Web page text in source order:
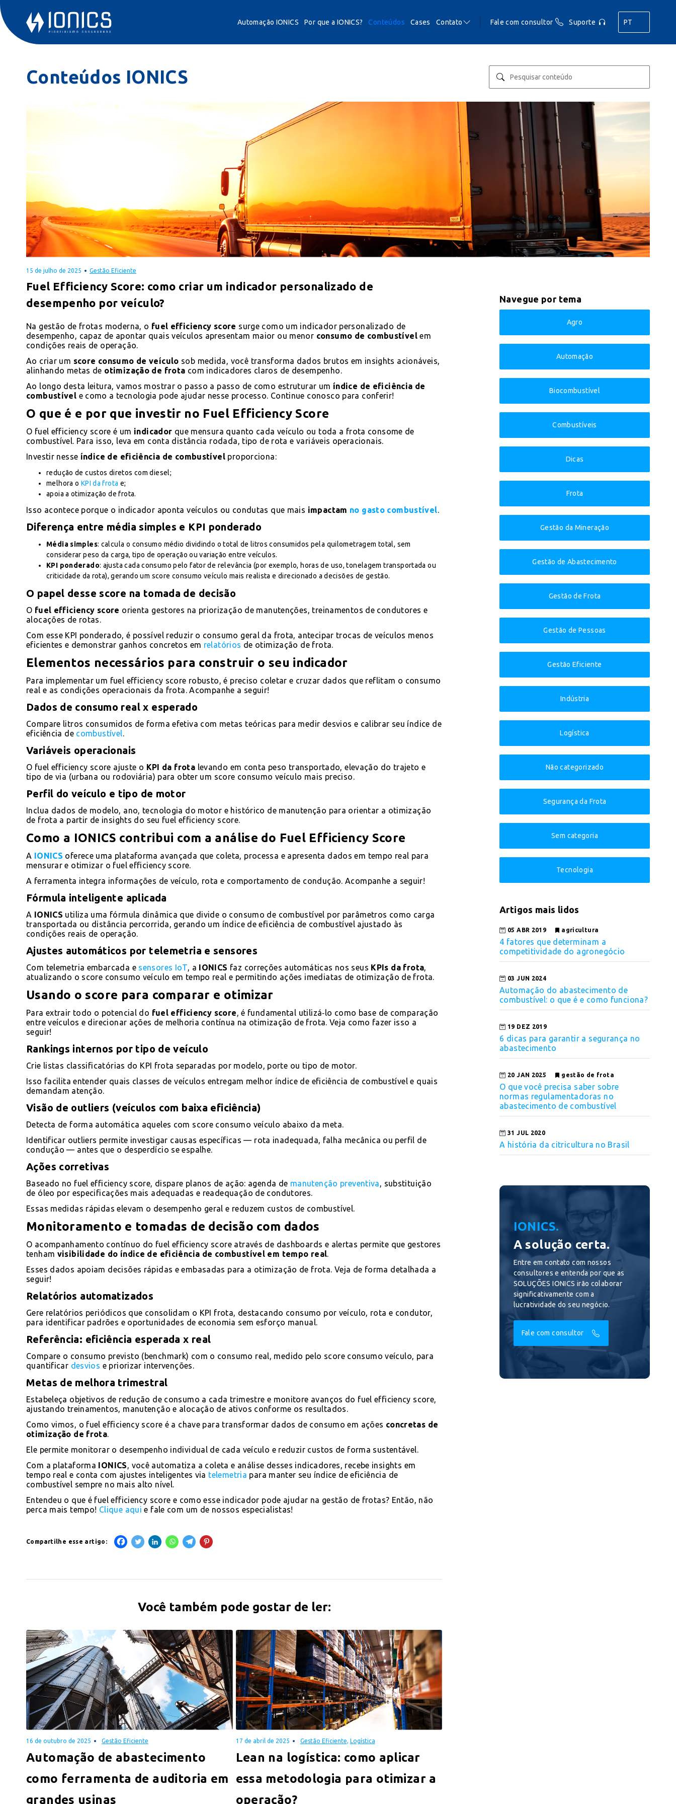
Automação IONICS Por que a IONICS? Conteúdos Cases Contato Fale com consultor Suporte PT
Conteúdos IONICS
15 de julho de 2025 Gestão Eficiente
Fuel Efficiency Score: como criar um indicador personalizado de
desempenho por veículo?
Na gestão de frotas moderna, o fuel efficiency score surge como um indicador personalizado de
desempenho, capaz de apontar quais veículos apresentam maior ou menor consumo de combustívelem
condições reais de operação.
Ao criar um score consumo de veículo sob medida, você transforma dados brutos em insights acionáveis,
alinhando metas de otimização de frota com indicadores claros de desempenho.
Ao longo desta leitura, vamos mostrar o passo a passo de como estruturar um índice de eficiência de
combustível e como a tecnologia pode ajudar nesse processo. Continue conosco para conferir!
O que é e por que investir no Fuel Efficiency Score
O fuel efficiency score é um indicador que mensura quanto cada veículo ou toda a frota consome de
combustível. Para isso, leva em conta distância rodada, tipo de rota e variáveis operacionais.
Investir nesse índice de eficiência de combustível proporciona:
redução de custos diretos com diesel;
melhora o KPI da frota e;
apoia a otimização de frota.
Isso acontece porque o indicador aponta veículos ou condutas que mais impactam no gasto combustível.
Diferença entre média simples e KPI ponderado
Média simples: calcula o consumo médio dividindo o total de litros consumidos pela quilometragem total, sem
considerar peso da carga, tipo de operação ou variação entre veículos.
KPI ponderado: ajusta cada consumo pelo fator de relevância (por exemplo, horas de uso, tonelagem transportada ou
criticidade da rota), gerando um score consumo veículo mais realista e direcionado a decisões de gestão.
O papel desse score na tomada de decisão
O fuel efficiency score orienta gestores na priorização de manutenções, treinamentos de condutores e
alocações de rotas.
Com esse KPI ponderado, é possível reduzir o consumo geral da frota, antecipar trocas de veículos menos
eficientes e demonstrar ganhos concretos em relatórios de otimização de frota.
Elementos necessários para construir o seu indicador
Para implementar um fuel efficiency score robusto, é preciso coletar e cruzar dados que reflitam o consumo
real e as condições operacionais da frota. Acompanhe a seguir!
Dados de consumo real x esperado
Compare litros consumidos de forma efetiva com metas teóricas para medir desvios e calibrar seu índice de
eficiência de combustível.
Variáveis operacionais
O fuel efficiency score ajuste o KPI da frota levando em conta peso transportado, elevação do trajeto e
tipo de via (urbana ou rodoviária) para obter um score consumo veículo mais preciso.
Perfil do veículo e tipo de motor
Inclua dados de modelo, ano, tecnologia do motor e histórico de manutenção para orientar a otimização
de frota a partir de insights do seu fuel efficiency score.
Como a IONICS contribui com a análise do Fuel Efficiency Score
A IONICS oferece uma plataforma avançada que coleta, processa e apresenta dados em tempo real para
mensurar e otimizar o fuel efficiency score.
A ferramenta integra informações de veículo, rota e comportamento de condução. Acompanhe a seguir!
Fórmula inteligente aplicada
A IONICS utiliza uma fórmula dinâmica que divide o consumo de combustível por parâmetros como carga
transportada ou distância percorrida, gerando um índice de eficiência de combustível ajustado às
condições reais de operação.
Ajustes automáticos por telemetria e sensores
Com telemetria embarcada e sensores IoT, a IONICS faz correções automáticas nos seus KPIs da frota,
atualizando o score consumo veículo em tempo real e permitindo ações imediatas de otimização de frota.
Usando o score para comparar e otimizar
Para extrair todo o potencial do fuel efficiency score, é fundamental utilizá‑lo como base de comparação
entre veículos e direcionar ações de melhoria contínua na otimização de frota. Veja como fazer isso a
seguir!
Rankings internos por tipo de veículo
Crie listas classificatórias do KPI frota separadas por modelo, porte ou tipo de motor.
Isso facilita entender quais classes de veículos entregam melhor índice de eficiência de combustível e quais
demandam atenção.
Visão de outliers (veículos com baixa eficiência)
Detecta de forma automática aqueles com score consumo veículo abaixo da meta.
Identificar outliers permite investigar causas específicas — rota inadequada, falha mecânica ou perfil de
condução — antes que o desperdício se espalhe.
Ações corretivas
Baseado no fuel efficiency score, dispare planos de ação: agenda de manutenção preventiva, substituição
de óleo por especificações mais adequadas e readequação de condutores.
Essas medidas rápidas elevam o desempenho geral e reduzem custos de combustível.
Monitoramento e tomadas de decisão com dados
O acompanhamento contínuo do fuel efficiency score através de dashboards e alertas permite que gestores
tenham visibilidade do índice de eficiência de combustível em tempo real.
Esses dados apoiam decisões rápidas e embasadas para a otimização de frota. Veja de forma detalhada a
seguir!
Relatórios automatizados
Gere relatórios periódicos que consolidam o KPI frota, destacando consumo por veículo, rota e condutor,
para identificar padrões e oportunidades de economia sem esforço manual.
Referência: eficiência esperada x real
Compare o consumo previsto (benchmark) com o consumo real, medido pelo score consumo veículo, para
quantificar desvios e priorizar intervenções.
Metas de melhora trimestral
Estabeleça objetivos de redução de consumo a cada trimestre e monitore avanços do fuel efficiency score,
ajustando treinamentos, manutenção e alocação de ativos conforme os resultados.
Como vimos, o fuel efficiency score é a chave para transformar dados de consumo em ações concretas de
otimização de frota.
Ele permite monitorar o desempenho individual de cada veículo e reduzir custos de forma sustentável.
Com a plataforma IONICS, você automatiza a coleta e análise desses indicadores, recebe insights em
tempo real e conta com ajustes inteligentes via telemetria para manter seu índice de eficiência de
combustível sempre no mais alto nível.
Entendeu o que é fuel efficiency score e como esse indicador pode ajudar na gestão de frotas? Então, não
perca mais tempo! Clique aqui e fale com um de nossos especialistas!
Compartilhe esse artigo:
Você também pode gostar de ler:
16 de outubro de 2025 Gestão Eficiente
Automação de abastecimento
como ferramenta de auditoria em
grandes usinas
17 de abril de 2025 Gestão Eficiente, Logística
Lean na logística: como aplicar
essa metodologia para otimizar a
operação?
Navegue por tema
Agro
Automação
Biocombustível
Combustíveis
Dicas
Frota
Gestão da Mineração
Gestão de Abastecimento
Gestão de Frota
Gestão de Pessoas
Gestão Eficiente
Indústria
Logística
Não categorizado
Segurança da Frota
Sem categoria
Tecnologia
Artigos mais lidos
05 ABR 2019 agricultura
4 fatores que determinam a
competitividade do agronegócio
03 JUN 2024
Automação do abastecimento de
combustível: o que é e como funciona?
19 DEZ 2019
6 dicas para garantir a segurança no
abastecimento
20 JAN 2025 gestão de frota
O que você precisa saber sobre
normas regulamentadoras no
abastecimento de combustível
31 JUL 2020
A história da citricultura no Brasil
IONICS.
A solução certa.
Entre em contato com nossos
consultores e entenda por que as
SOLUÇÕES IONICS irão colaborar
significativamente com a
lucratividade do seu negócio.
Fale com consultor